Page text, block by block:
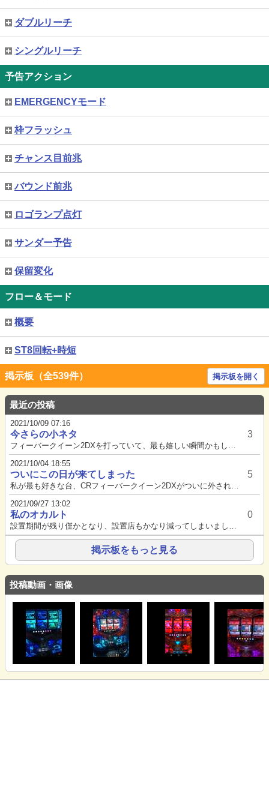
ダブルリーチ
シングルリーチ
予告アクション
EMERGENCYモード
枠フラッシュ
チャンス目前兆
バウンド前兆
ロゴランプ点灯
サンダー予告
保留変化
フロー＆モード
概要
ST8回転+時短
掲示板（全539件） 掲示板を開く
最近の投稿
2021/10/09 07:16
今さらの小ネタ
フィーバークイーン2DXを打っていて、最も嬉しい瞬間かもしれない『Vコントローラーを押して！』の台からの声。この時皆さん...
3
2021/10/04 18:55
ついにこの日が来てしまった
私が最も好きな台、CRフィーバークイーン2DXがついに外されてしまいました…まだ地域に設置はありますが…まともに打てる店...
5
2021/09/27 13:02
私のオカルト
設置期間が残り僅かとなり、設置店もかなり減ってしまいました。今から打つ人は少ないと思いますが、私が最も好きな台、CRフィ...
0
掲示板をもっと見る
投稿動画・画像